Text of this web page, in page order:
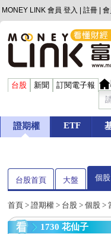
MONEY LINK 會員 登入 註冊
台股 新聞 訂閱電子報
證期權 ETF
台股首頁 大盤 個股
首頁 > 證期權 > 台股 > 個股 >
1730 花仙子